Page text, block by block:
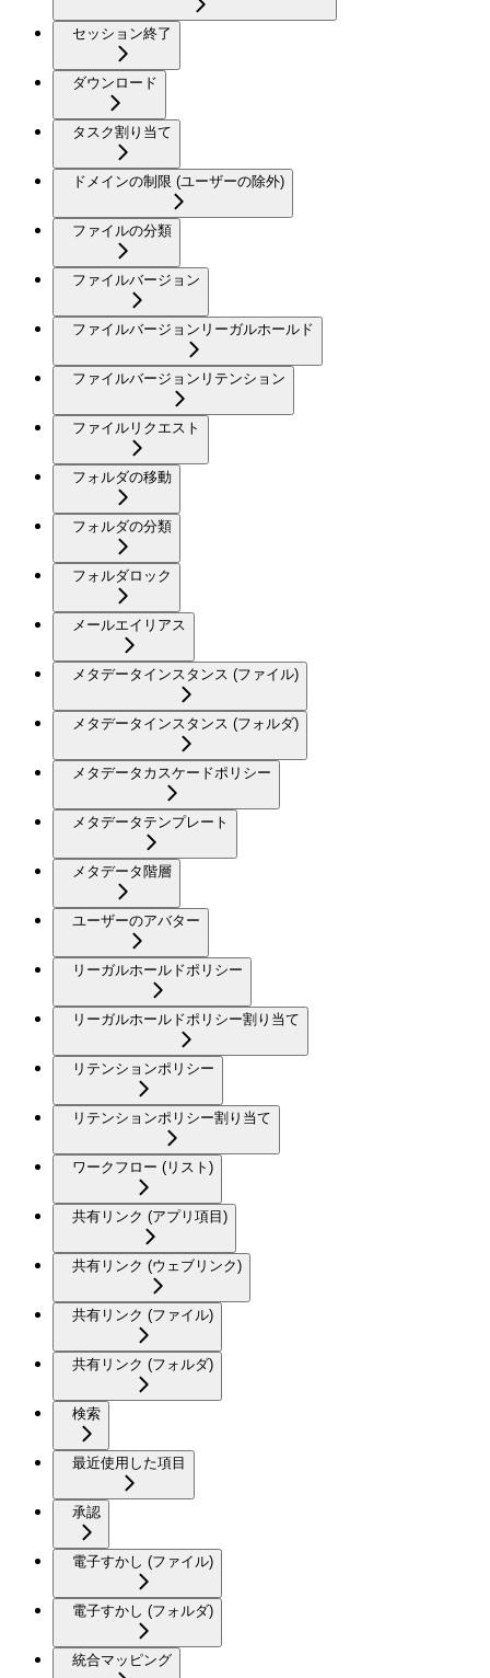
セッション終了
ダウンロード
タスク割り当て
ドメインの制限 (ユーザーの除外)
ファイルの分類
ファイルバージョン
ファイルバージョンリーガルホールド
ファイルバージョンリテンション
ファイルリクエスト
フォルダの移動
フォルダの分類
フォルダロック
メールエイリアス
メタデータインスタンス (ファイル)
メタデータインスタンス (フォルダ)
メタデータカスケードポリシー
メタデータテンプレート
メタデータ階層
ユーザーのアバター
リーガルホールドポリシー
リーガルホールドポリシー割り当て
リテンションポリシー
リテンションポリシー割り当て
ワークフロー (リスト)
共有リンク (アプリ項目)
共有リンク (ウェブリンク)
共有リンク (ファイル)
共有リンク (フォルダ)
検索
最近使用した項目
承認
電子すかし (ファイル)
電子すかし (フォルダ)
統合マッピング